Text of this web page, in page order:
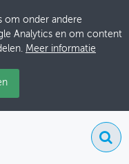
om onder andere
Analytics en om content
Meer informatie